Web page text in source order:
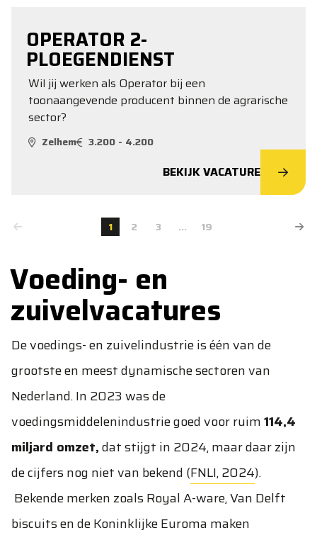
OPERATOR 2-
PLOEGENDIENST
Wil jij werken als Operator bij een
toonaangevende producent binnen de agrarische
sector?
Zelhem 3.200 - 4.200
BEKIJK VACATURE
1 2 3 ... 19
Voeding- en
zuivelvacatures
De voedings- en zuivelindustrie is één van de
grootste en meest dynamische sectoren van
Nederland. In 2023 was de
voedingsmiddelenindustrie goed voor ruim114,4
miljard omzet,dat stijgt in 2024, maar daar zijn
de cijfers nog niet van bekend (FNLI, 2024).
Bekende merken zoals Royal A-ware, Van Delft
biscuits en de Koninklijke Euroma maken